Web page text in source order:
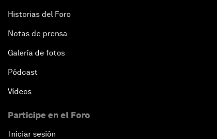
Historias del Foro
Notas de prensa
Galería de fotos
Pódcast
Vídeos
Participe en el Foro
Iniciar sesión